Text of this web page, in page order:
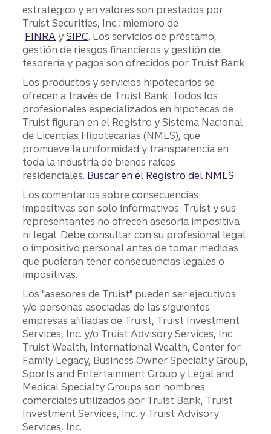
estratégico y en valores son prestados por
Truist Securities, Inc., miembro de
FINRA ySIPC. Los servicios de préstamo,
gestión de riesgos financieros y gestión de
tesorería y pagos son ofrecidos por Truist Bank.
Los productos y servicios hipotecarios se
ofrecen a través de Truist Bank. Todos los
profesionales especializados en hipotecas de
Truist figuran en el Registro y Sistema Nacional
de Licencias Hipotecarias (NMLS), que
promueve la uniformidad y transparencia en
toda la industria de bienes raíces
residenciales. Buscar en el Registro del NMLS.
Los comentarios sobre consecuencias
impositivas son solo informativos. Truist y sus
representantes no ofrecen asesoría impositiva
ni legal. Debe consultar con su profesional legal
o impositivo personal antes de tomar medidas
que pudieran tener consecuencias legales o
impositivas.
Los "asesores de Truist" pueden ser ejecutivos
y/o personas asociadas de las siguientes
empresas afiliadas de Truist, Truist Investment
Services, Inc. y/o Truist Advisory Services, Inc.
Truist Wealth, International Wealth, Center for
Family Legacy, Business Owner Specialty Group,
Sports and Entertainment Group y Legal and
Medical Specialty Groups son nombres
comerciales utilizados por Truist Bank, Truist
Investment Services, Inc. y Truist Advisory
Services, Inc.